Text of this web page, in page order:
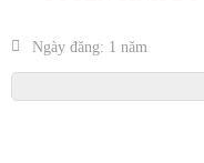
Ngày đăng: 1 năm